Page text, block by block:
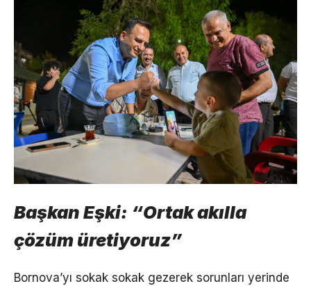
Başkan Eşki: “Ortak akılla
çözüm üretiyoruz”
Bornova’yı sokak sokak gezerek sorunları yerinde